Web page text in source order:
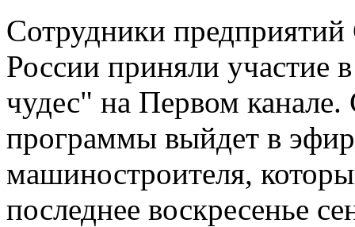
Сотрудники
России приняли участие
чудес" на Первом
программы выйдет в
машиностроителя,
последнее воскресенье